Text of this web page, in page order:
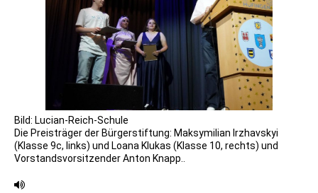
Bild: Lucian-Reich-Schule
Die Preisträger der Bürgerstiftung: Maksymilian Irzhavskyi
(Klasse 9c, links) und Loana Klukas (Klasse 10, rechts) und
Vorstandsvorsitzender Anton Knapp..